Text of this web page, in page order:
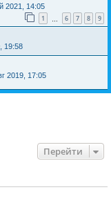
2021, 14:05
1 6 7 8 9
19:58
2019, 17:05
Перейти